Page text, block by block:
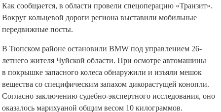
Как сообщается, в области провели спецоперацию «Транзит».
Вокруг кольцевой дороги региона выставили мобильные
передвижные посты.
В Тюпском районе остановили BMW под управлением 26-
летнего жителя Чуйской области. При осмотре автомашины
в покрышке запасного колеса обнаружили и изъяли мешок
вещества со специфическим запахом дикорастущей конопли.
Согласно заключению судебно-экспертного исследования, оно
оказалось марихуаной общим весом 10 килограммов.